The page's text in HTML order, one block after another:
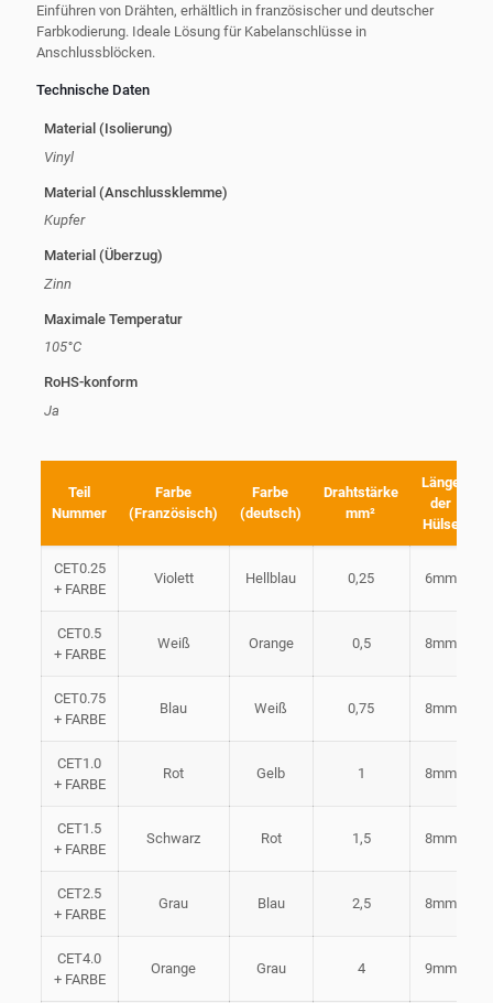
Einführen von Drähten, erhältlich in französischer und deutscher
Farbkodierung. Ideale Lösung für Kabelanschlüsse in
Anschlussblöcken.
Technische Daten
Material (Isolierung)
Vinyl
Material (Anschlussklemme)
Kupfer
Material (Überzug)
Zinn
Maximale Temperatur
105°C
RoHS-konform
Ja
Teil
Nummer
Farbe
(Französisch)
Farbe
(deutsch)
Drahtstärke
mm²
Länge
der
Hülse
CET0.25
+ FARBE
Violett Hellblau 0,25 6mm
CET0.5
+ FARBE
Weiß Orange 0,5 8mm
CET0.75
+ FARBE
Blau Weiß 0,75 8mm
CET1.0
+ FARBE
Rot Gelb 1 8mm
CET1.5
+ FARBE
Schwarz Rot 1,5 8mm
CET2.5
+ FARBE
Grau Blau 2,5 8mm
CET4.0
+ FARBE
Orange Grau 4 9mm